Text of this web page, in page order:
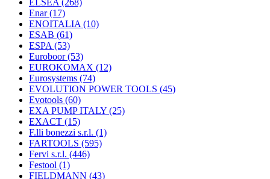
ELSEA (268)
Enar(17)
ENOITALIA (10)
ESAB (61)
ESPA (53)
Euroboor(53)
EUROKOMAX (12)
Eurosystems (74)
EVOLUTION POWER TOOLS (45)
Evotools (60)
EXA PUMP ITALY (25)
EXACT (15)
F.lli bonezzi s.r.l. (1)
FARTOOLS (595)
Fervi s.r.l. (446)
Festool (1)
FIELDMANN (43)